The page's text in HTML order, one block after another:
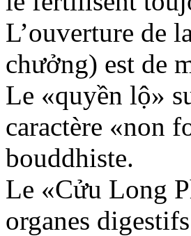
L’ouverture de
chưởng) est de
Le «quyền lộ»
caractère «non
bouddhiste.
Le «Cửu Long
organes